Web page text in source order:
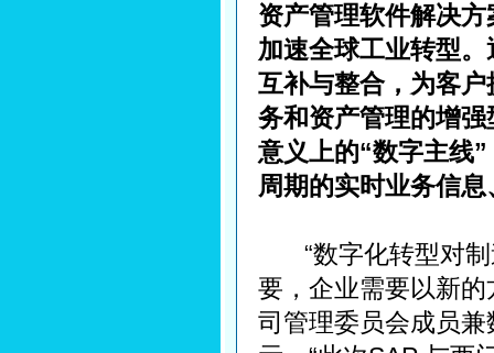
资产管理软件解决
加速全球工业转型
互补与整合，为客
务和资产管理的增
意义上的“数字主线
周期的实时业务信
“数字化转型对制
要，企业需要以新
司管理委员会成员